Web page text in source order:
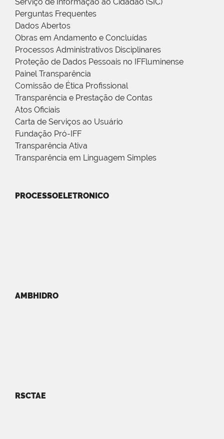
Perguntas Frequentes
Dados Abertos
Obras em Andamento e Concluídas
Processos Administrativos Disciplinares
Proteção de Dados Pessoais no IFFluminense
Painel Transparência
Comissão de Ética Profissional
Transparência e Prestação de Contas
Atos Oficiais
Carta de Serviços ao Usuário
Fundação Pró-IFF
Transparência Ativa
Transparência em Linguagem Simples
PROCESSOELETRONICO
AMBHIDRO
RSCTAE